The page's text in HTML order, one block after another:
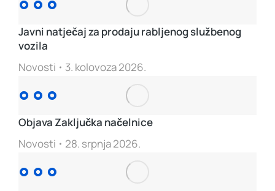
Javni natječaj za prodaju rabljenog službenog
vozila
Novosti
3. kolovoza 2026.
Objava Zaključka načelnice
Novosti
28. srpnja 2026.